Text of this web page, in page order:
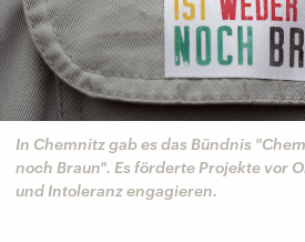
In Chemnitz gab es das Bündnis
noch Braun". Es förderte Projekte vor
und Intoleranz engagieren.